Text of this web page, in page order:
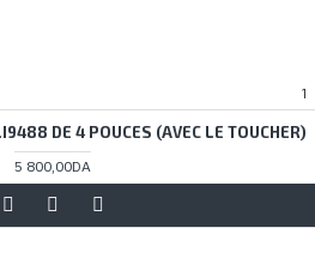
1
DE 4 POUCES (AVEC LE TOUCHER)
5 800,00DA